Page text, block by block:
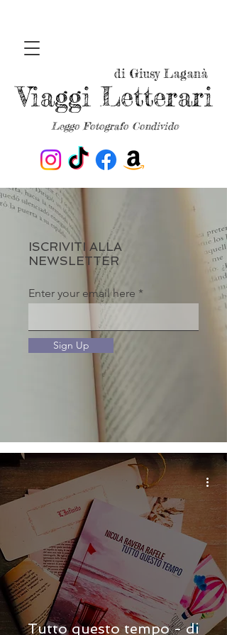
Leggo Fotografo Condivido
Viaggi Letterari
di Giusy Laganà
ISCRIVITI ALLA
NEWSLETTER
Enter your email here
Sign Up
Tutto questo tempo - di